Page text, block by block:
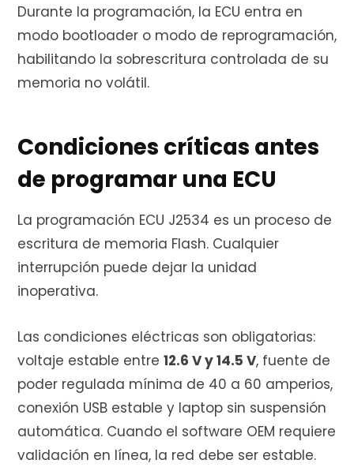
Durante la programación, la ECU entra en
modo bootloader o modo de reprogramación,
habilitando la sobrescritura controlada de su
memoria no volátil.
Condiciones críticas antes
de programar una ECU
La programación ECU J2534 es un proceso de
escritura de memoria Flash. Cualquier
interrupción puede dejar la unidad
inoperativa.
Las condiciones eléctricas son obligatorias:
voltaje estable entre 12.6 V y 14.5 V, fuente de
poder regulada mínima de 40 a 60 amperios,
conexión USB estable y laptop sin suspensión
automática. Cuando el software OEM requiere
validación en línea, la red debe ser estable.